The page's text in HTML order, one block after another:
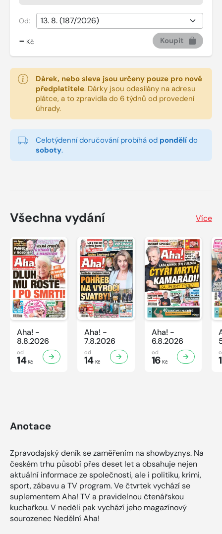
Od:
- Kč Koupit
Dárek, nebo sleva jsou určeny pouze pro nové
předplatitele. Dárky jsou odesílány na adresu
plátce, a to zpravidla do 6 týdnů od provedení
úhrady.
Celotýdenní doručování probíhá od pondělí do
soboty.
Všechna vydání Více
Aha! -
8.8.2026
od
14Kč
Aha! -
7.8.2026
od
14Kč
Aha! -
6.8.2026
od
16 Kč
Anotace
Zpravodajský deník se zaměřením na showbyznys. Na
českém trhu působí přes deset let a obsahuje nejen
aktuální informace ze společnosti, ale i politiku, krimi,
sport, zábavu a TV program. Ve čtvrtek vychází se
suplementem Aha! TV a pravidelnou čtenářskou
kuchařkou. V neděli pak vychází jeho magazínový
sourozenec Nedělní Aha!